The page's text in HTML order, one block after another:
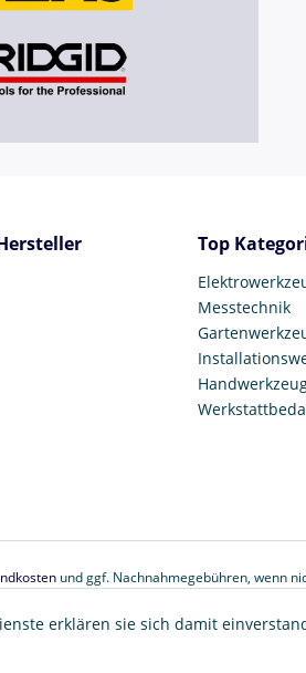
Top
Messtechnik
und ggf. Nachnahmegebühren, wenn
Tooltown GmbH
erklären sie sich damit